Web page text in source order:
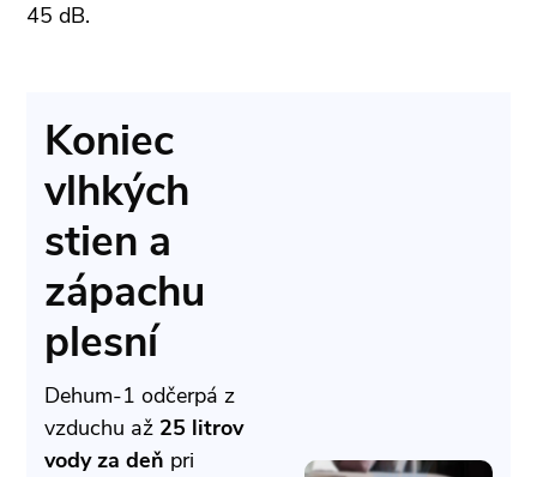
45 dB.
Koniec
vlhkých
stien a
zápachu
plesní
Dehum-1 odčerpá z
vzduchu až 25 litrov
vody za deň pri